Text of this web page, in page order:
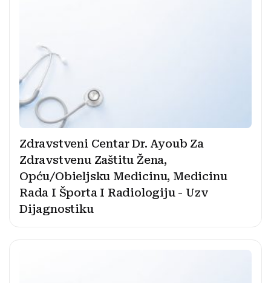
Zdravstveni Centar Dr. Ayoub Za
Zdravstvenu Zaštitu Žena,
Opću/Obieljsku Medicinu, Medicinu
Rada I Športa I Radiologiju - Uzv
Dijagnostiku